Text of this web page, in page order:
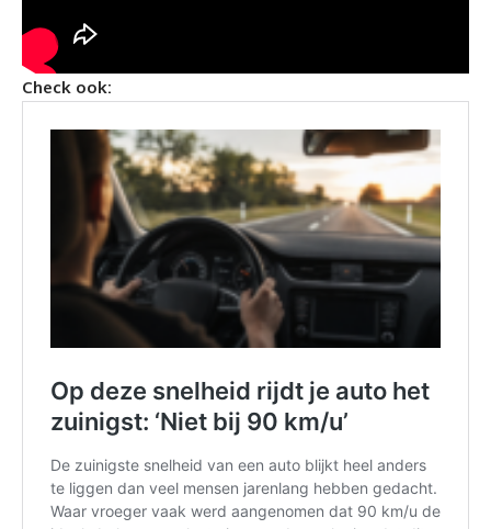
Check ook: